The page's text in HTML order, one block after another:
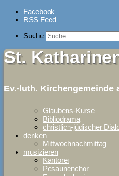
Skip
Facebook
RSS Feed
Suche
St.
Ev.-luth. Kirchengemeinde
Glaubens-Kurse
Bibliodrama
christlich-jüdischer
denken
Mittwochnachmittag
musizieren
Kantorei
Posaunenchor